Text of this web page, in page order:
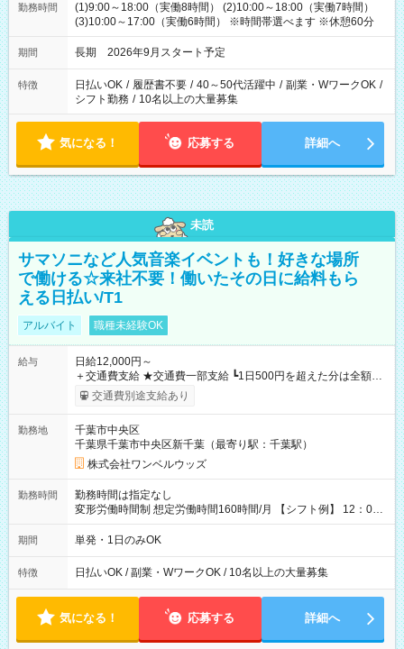
勤務時間
(1)9:00～18:00（実働8時間） (2)10:00～18:00（実働7時間）
(3)10:00～17:00（実働6時間） ※時間帯選べます ※休憩60分
期間 長期 2026年9月スタート予定
特徴 日払いOK / 履歴書不要 / 40～50代活躍中 / 副業・WワークOK /
シフト勤務 / 10名以上の大量募集
気になる！ 応募する 詳細へ
未読
サマソニなど人気音楽イベントも！好きな場所
で働ける☆来社不要！働いたその日に給料もら
える日払い/T1
アルバイト 職種未経験OK
給与
日給12,000円～
＋交通費支給 ★交通費一部支給 ┗1日500円を超えた分は全額支
給！ ※往復500円以内の方は自己負担となります ★日払いOK！
（規定あり） ┗働いたその日に現金GET♪ お仕事後はコンビニ
なし
交通費別途支給あり
勤務地
千葉市中央区
千葉県千葉市中央区新千葉（最寄り駅：千葉駅）
株式会社ワンベルウッズ
勤務時間
勤務時間は指定なし
変形労働時間制 想定労働時間160時間/月 【シフト例】 12：00
～22：00
期間 単発・1日のみOK
特徴 日払いOK / 副業・WワークOK / 10名以上の大量募集
気になる！ 応募する 詳細へ